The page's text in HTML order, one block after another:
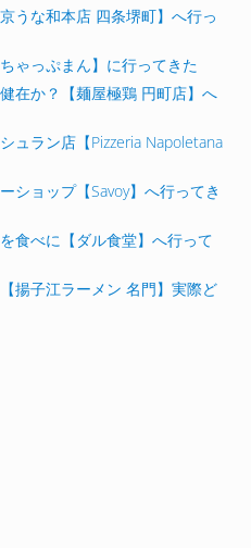
うな和本店 四条堺町】へ行っ
ゃっぷまん】に行ってきた
在か？【麺屋極鶏 円町店】へ
ュラン店【Pizzeria Napoletana
ショップ【Savoy】へ行ってき
食べに【ダル食堂】へ行って
揚子江ラーメン 名門】実際ど